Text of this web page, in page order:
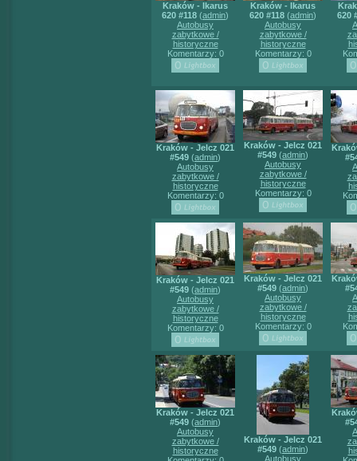
Kraków - Ikarus
620 #118 (admin)
Autobusy
zabytkowe /
historyczne
Komentarzy: 0
Kraków - Ikarus
620 #118 (admin)
Autobusy
zabytkowe /
historyczne
Komentarzy: 0
620
Kraków - Jelcz 021
#549 (admin)
Autobusy
zabytkowe /
historyczne
Komentarzy: 0
Kraków - Jelcz 021
#549 (admin)
Autobusy
zabytkowe /
historyczne
Komentarzy: 0
Kraków - Jelcz 021
#549 (admin)
Autobusy
zabytkowe /
historyczne
Komentarzy: 0
Kraków - Jelcz 021
#549 (admin)
Autobusy
zabytkowe /
historyczne
Komentarzy: 0
Kraków - Jelcz 021
#549 (admin)
Autobusy
zabytkowe /
historyczne
Kraków - Jelcz 021
#549 (admin)
Autobusy